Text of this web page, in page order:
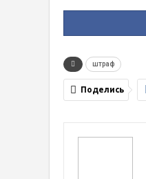
штраф
Поделись